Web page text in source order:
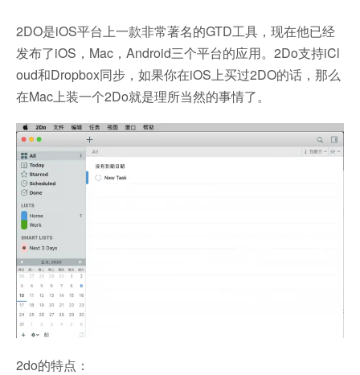
2DO是iOS平台上一款非常著名的GTD工具，现在他已经
发布了iOS，Mac，Android三个平台的应用。2Do支持iCl
oud和Dropbox同步，如果你在iOS上买过2DO的话，那么
在Mac上装一个2Do就是理所当然的事情了。
2do的特点：